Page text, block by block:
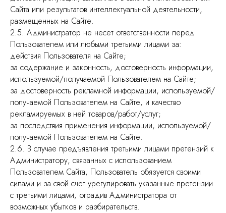
Сайта или результатов интеллектуальной деятельности,
размещенных на Сайте.
2.5. Администратор не несет ответственности перед
Пользователем или любыми третьими лицами за:
действия Пользователя на Сайте;
за содержание и законность, достоверность информации,
используемой/получаемой Пользователем на Сайте;
за достоверность рекламной информации, используемой/
получаемой Пользователем на Сайте, и качество
рекламируемых в ней товаров/работ/услуг;
за последствия применения информации, используемой/
получаемой Пользователем на Сайте.
2.6. В случае предъявления третьими лицами претензий к
Администратору, связанных с использованием
Пользователем Сайта, Пользователь обязуется своими
силами и за свой счет урегулировать указанные претензии
с третьими лицами, оградив Администратора от
возможных убытков и разбирательств.